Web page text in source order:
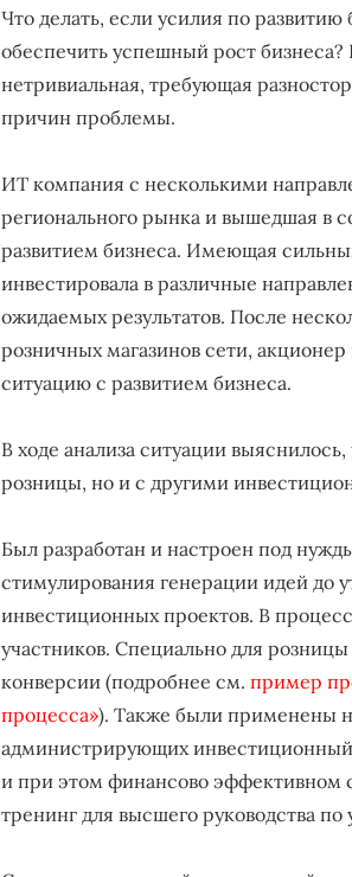
Что делать, если усилия по
обеспечить успешный рост бизнеса?
нетривиальная, требующая
причин проблемы.
ИТ компания с несколькими
регионального рынка и вышедшая в
развитием бизнеса. Имеющая
инвестировала в различные
ожидаемых результатов. После
розничных магазинов сети,
ситуацию с развитием бизнеса.
В ходе анализа ситуации
розницы, но и с другими
Был разработан и настроен под
стимулирования генерации идей до
инвестиционных проектов. В
участников. Специально для
конверсии (подробнее см. пример
процесса»). Также были применены
администрирующих
и при этом финансово эффективном
тренинг для высшего руководства